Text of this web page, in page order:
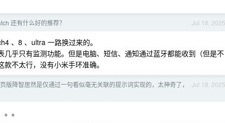
Jul 18, 2025
还有什么好的推荐？
、8 、ultra 一路换过来的。
乎只有监测功能。但是电脑、短信、通知通过蓝牙都能收到（但是不
不太行，没有小米手环准确。
Jul 18, 2025
版降智居然是仅通过一句看似毫无关联的提示词实现的，太神奇了，
。